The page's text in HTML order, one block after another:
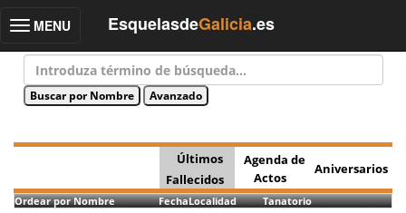
Toggle
MENU EsquelasdeGalicia.es
Últimos
Fallecidos
Agenda de
Actos
Aniversarios
Ordear por Nombre FechaLocalidad Tanatorio